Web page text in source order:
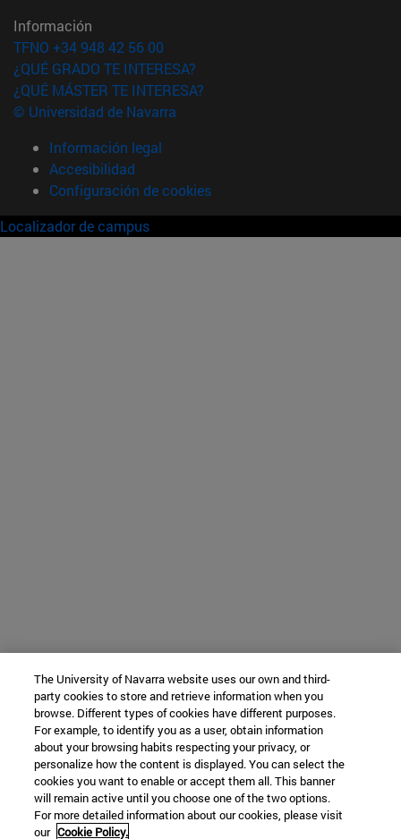
Información
TFNO +34 948 42 56 00
¿QUÉ GRADO TE INTERESA?
¿QUÉ MÁSTER TE INTERESA?
© Universidad de Navarra
Información legal
Accesibilidad
Configuración de cookies
Localizador de campus
The University of Navarra website uses our own and third-
party cookies to store and retrieve information when you
browse. Different types of cookies have different purposes.
For example, to identify you as a user, obtain information
about your browsing habits respecting your privacy, or
personalize how the content is displayed. You can select the
cookies you want to enable or accept them all. This banner
will remain active until you choose one of the two options.
For more detailed information about our cookies, please visit
our Cookie Policy.